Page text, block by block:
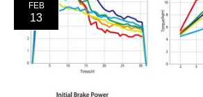
FEB
13